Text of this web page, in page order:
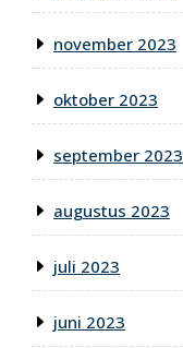
november 2023
oktober 2023
september 2023
augustus 2023
juli 2023
juni 2023